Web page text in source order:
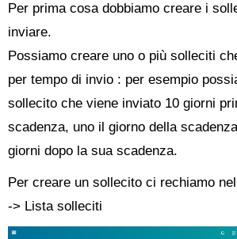
Per prima cosa dobbiamo creare i
inviare.
Possiamo creare uno o più solleciti
per tempo di invio : per esempio
sollecito che viene inviato 10 giorni
scadenza, uno il giorno della
giorni dopo la sua scadenza.
Per creare un sollecito ci rechiamo
-> Lista solleciti